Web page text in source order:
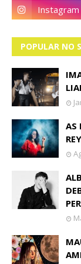
POPULAR NO
AS
REY